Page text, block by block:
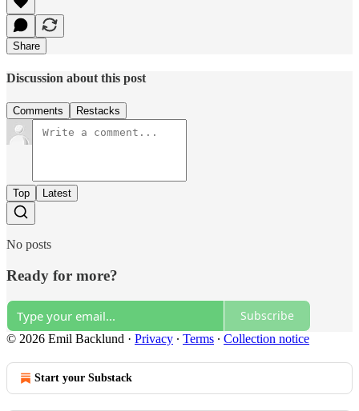
Share
Discussion about this post
Comments Restacks
Top Latest
No posts
Ready for more?
Subscribe
© 2026 Emil Backlund · Privacy ∙ Terms ∙ Collection notice
Start your Substack